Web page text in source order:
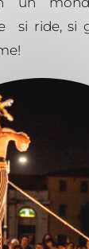
si ride, si